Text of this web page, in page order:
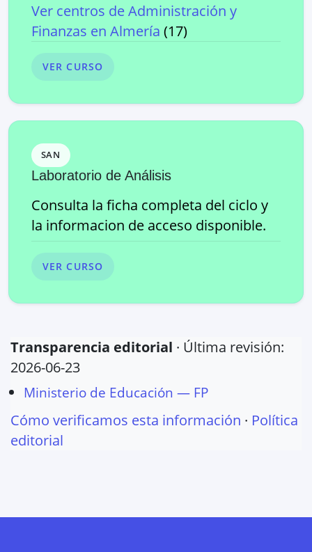
Ver centros deAdministración y
Finanzas en Almería (17)
VER CURSO
SAN
Laboratorio de Análisis
Consulta la ficha completa del ciclo y
la informacion de acceso disponible.
VER CURSO
Transparencia editorial · Última revisión:
2026-06-23
Ministerio de Educación — FP
Cómo verificamos esta información · Política
editorial